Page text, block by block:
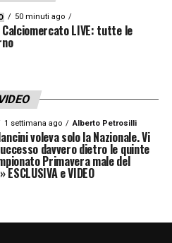
su Sky.
avuta. Il fatto che
scudetto non mi
DONNARUMMA –
una X. A quei livelli di
un centravanti. Ma
quindi fa più male. Un
50 minuti ago
LIVE: tutte le
VIDEO
1 settimana ago Alberto Petrosilli
voleva solo la Nazionale. Vi
davvero dietro le quinte
Primavera male del
e VIDEO